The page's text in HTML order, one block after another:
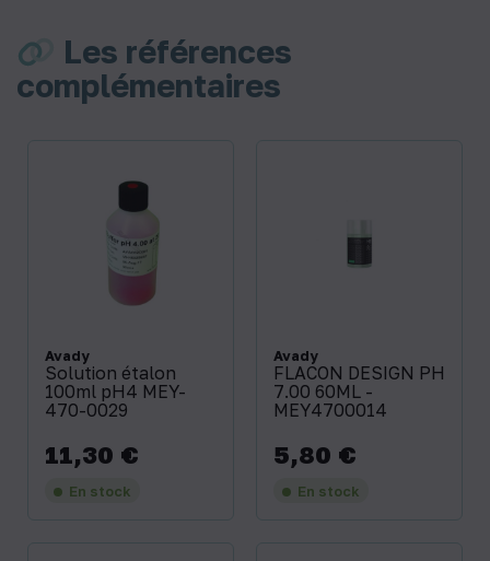
Les références
complémentaires
Avady
Solution étalon
100ml pH4 MEY-
470-0029
Prix
11,30 €
En stock
Avady
FLACON DESIGN PH
7.00 60ML -
MEY4700014
Prix
5,80 €
En stock